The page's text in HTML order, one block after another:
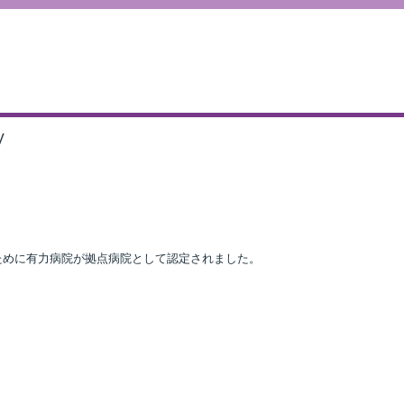
に有力病院が拠点病院として認定されました。